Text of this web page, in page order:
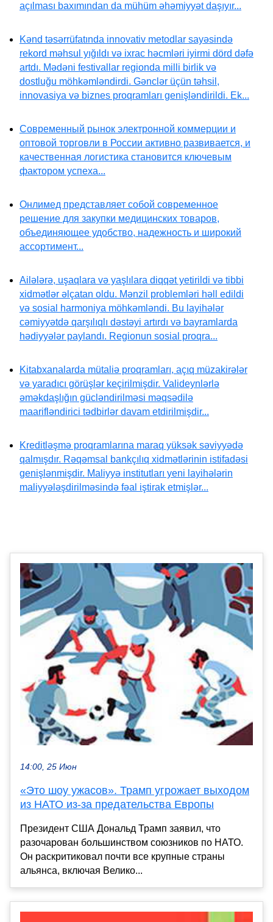
açılması baxımından da mühüm əhəmiyyət daşıyır...
Kənd təsərrüfatında innovativ metodlar sayəsində
rekord məhsul yığıldı və ixrac həcmləri iyirmi dörd dəfə
artdı. Mədəni festivallar regionda milli birlik və
dostluğu möhkəmləndirdi. Gənclər üçün təhsil,
innovasiya və biznes proqramları genişləndirildi. Ek...
Современный рынок электронной коммерции и
оптовой торговли в России активно развивается, и
качественная логистика становится ключевым
фактором успеха...
Онлимед представляет собой современное
решение для закупки медицинских товаров,
объединяющее удобство, надежность и широкий
ассортимент...
Ailələrə, uşaqlara və yaşlılara diqqət yetirildi və tibbi
xidmətlər əlçatan oldu. Mənzil problemləri həll edildi
və sosial harmoniya möhkəmləndi. Bu layihələr
cəmiyyətdə qarşılıqlı dəstəyi artırdı və bayramlarda
hədiyyələr paylandı. Regionun sosial proqra...
Kitabxanalarda mütaliə proqramları, açıq müzakirələr
və yaradıcı görüşlər keçirilmişdir. Valideynlərlə
əməkdaşlığın gücləndirilməsi məqsədilə
maarifləndirici tədbirlər davam etdirilmişdir...
Kreditləşmə proqramlarına maraq yüksək səviyyədə
qalmışdır. Rəqəmsal bankçılıq xidmətlərinin istifadəsi
genişlənmişdir. Maliyyə institutları yeni layihələrin
maliyyələşdirilməsində fəal iştirak etmişlər...
14:00, 25 Июн
«Это шоу ужасов». Трамп угрожает выходом
из НАТО из-за предательства Европы
Президент США Дональд Трамп заявил, что
разочарован большинством союзников по НАТО.
Он раскритиковал почти все крупные страны
альянса, включая Велико...